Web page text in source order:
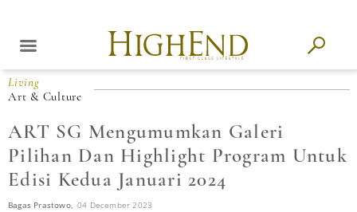
Living
Art & Culture
ART SG Mengumumkan Galeri
Pilihan Dan Highlight Program Untuk
Edisi Kedua Januari 2024
Bagas Prastowo, 04 December 2023